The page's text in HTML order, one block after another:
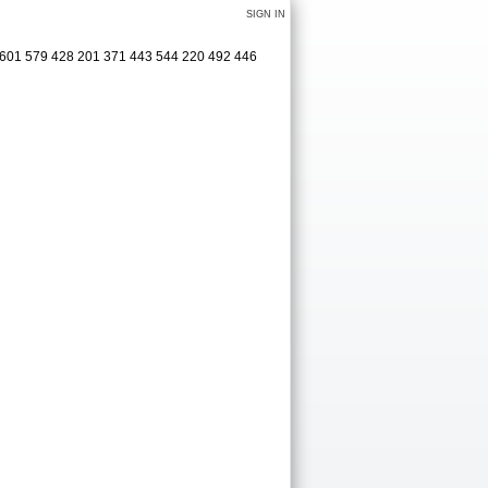
SIGN IN
579 428 201 371 443 544 220 492 446